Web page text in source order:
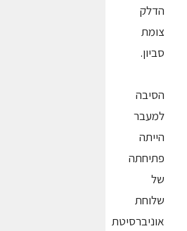
הדלק
צומת
סביון.
הסיבה
למעבר
הייתה
פתיחתה
של
שלוחת
אוניברסיטת